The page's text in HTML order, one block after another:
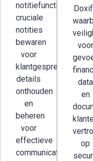
notitiefunctie
cruciale
notities
bewaren
voor
klantgesprekken,
details
onthouden
en
beheren
voor
effectieve
communicatie.
voor
data
en
op